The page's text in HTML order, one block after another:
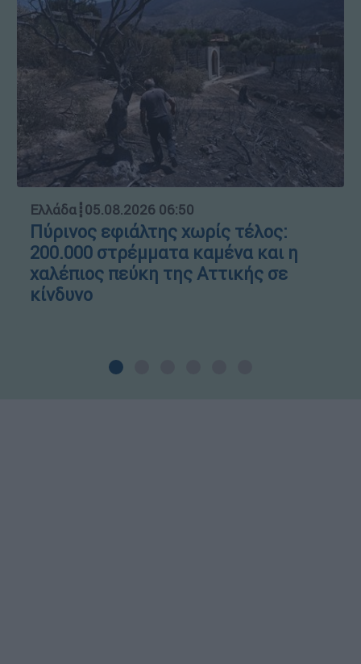
Ελλάδα┋05.08.2026 06:50
Πύρινος εφιάλτης χωρίς τέλος:
200.000 στρέμματα καμένα και η
χαλέπιος πεύκη της Αττικής σε
κίνδυνο